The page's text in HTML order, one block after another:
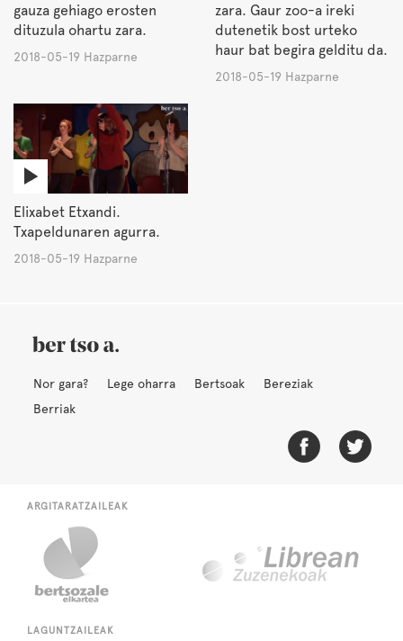
gauza gehiago erosten
dituzula ohartu zara.
2018-05-19 Hazparne
zara. Gaur zoo-a ireki
dutenetik bost urteko
haur bat begira gelditu da.
2018-05-19 Hazparne
Elixabet Etxandi.
Txapeldunaren agurra.
2018-05-19 Hazparne
Nor gara? Lege oharra Bertsoak
Bereziak
Berriak
ARGITARATZAILEAK
LAGUNTZAILEAK